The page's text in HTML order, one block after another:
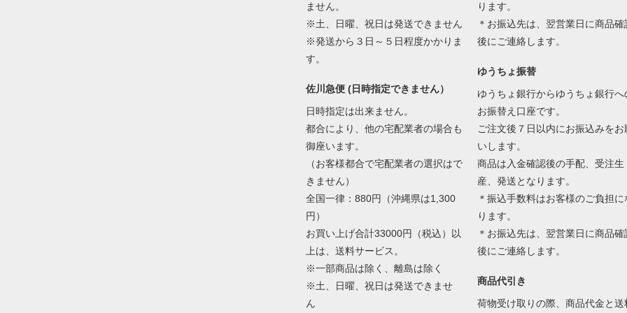
ません。
※土、日曜、祝日は発送できません
※発送から３日～５日程度かかりま
す。
佐川急便 (日時指定できません）
日時指定は出来ません。
都合により、他の宅配業者の場合も
御座います。
（お客様都合で宅配業者の選択はで
きません）
全国一律：880円（沖縄県は1,300
円）
お買い上げ合計33000円（税込）以
上は、送料サービス。
※一部商品は除く、離島は除く
※土、日曜、祝日は発送できませ
ん
ります。
＊お振込先は、翌営業日に商品確
後にご連絡します。
ゆうちょ振替
ゆうちょ銀行からゆうちょ銀行へ
お振替え口座です。
ご注文後７日以内にお振込みをお
いします。
商品は入金確認後の手配、受注生
産、発送となります。
＊振込手数料はお客様のご負担に
ります。
＊お振込先は、翌営業日に商品確
後にご連絡します。
商品代引き
荷物受け取りの際、商品代金と送